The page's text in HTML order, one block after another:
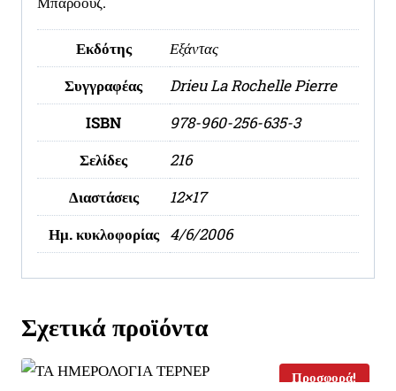
Εκδότης
Εξάντας
Συγγραφέας
Drieu La Rochelle Pierre
ISBN
978-960-256-635-3
Σελίδες
216
Διαστάσεις
12×17
Ημ. κυκλοφορίας 4/6/2006
Σχετικά προϊόντα
Προσφορά!